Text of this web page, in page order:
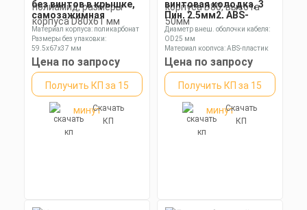
без винтов в крышке,
самозажимная
колодка PO2, 3P, 0.5-
1.5мм2, полиамид,
размеры корпуса
D80х61 мм
Материал корпуса: поликарбонат
Размеры без упаковки:
59.5x67x37 мм
Степень пылевлагозащиты: IP68
Цена по запросу
Получить КП за 15
минутСкачать
КП
винтовая колодка, 3
Пин, 2,5мм2, ABS-
пластик, размеры
корпуса D80, высота
50мм
Диаметр внеш. оболочки кабеля:
OD25 мм
Материал корпуса: ABS-пластик
Размеры без упаковки: 85х85х50
мм
Цена по запросу
Получить КП за 15
минутСкачать
КП